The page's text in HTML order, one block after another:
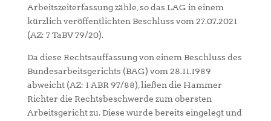
Arbeitszeiterfassung zähle, so das LAG in einem
kürzlich veröffentlichten Beschluss vom 27.07.2021
(AZ: 7 TaBV 79/20).
Da diese Rechtsauffassung von einem Beschluss des
Bundesarbeitsgerichts (BAG) vom 28.11.1989
abweicht (AZ: 1 ABR 97/88), ließen die Hammer
Richter die Rechtsbeschwerde zum obersten
Arbeitsgericht zu. Diese wurde bereits eingelegt und